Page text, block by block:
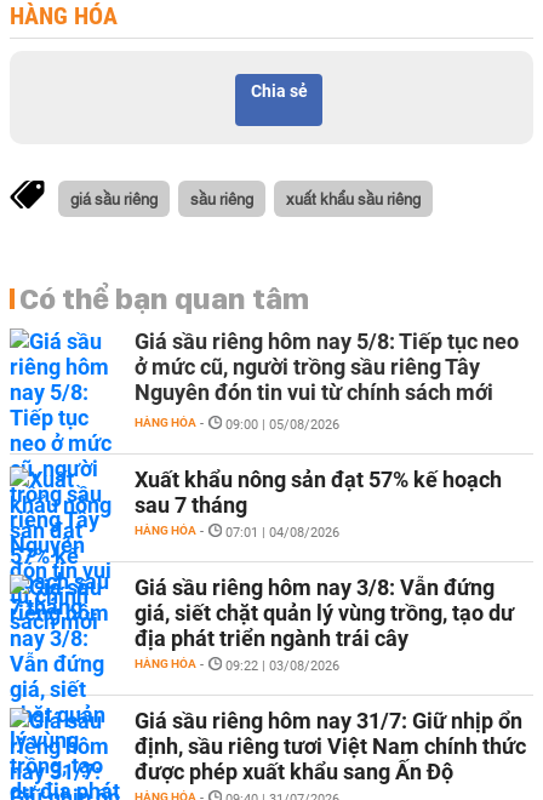
HÀNG HÓA
Chia sẻ
giá sầu riêng sầu riêng xuất khẩu sầu riêng
Có thể bạn quan tâm
Giá sầu riêng hôm nay 5/8: Tiếp tục neo
ở mức cũ, người trồng sầu riêng Tây
Nguyên đón tin vui từ chính sách mới
HÀNG HÓA - 09:00 | 05/08/2026
Xuất khẩu nông sản đạt 57% kế hoạch
sau 7 tháng
HÀNG HÓA - 07:01 | 04/08/2026
Giá sầu riêng hôm nay 3/8: Vẫn đứng
giá, siết chặt quản lý vùng trồng, tạo dư
địa phát triển ngành trái cây
HÀNG HÓA - 09:22 | 03/08/2026
Giá sầu riêng hôm nay 31/7: Giữ nhịp ổn
định, sầu riêng tươi Việt Nam chính thức
được phép xuất khẩu sang Ấn Độ
HÀNG HÓA